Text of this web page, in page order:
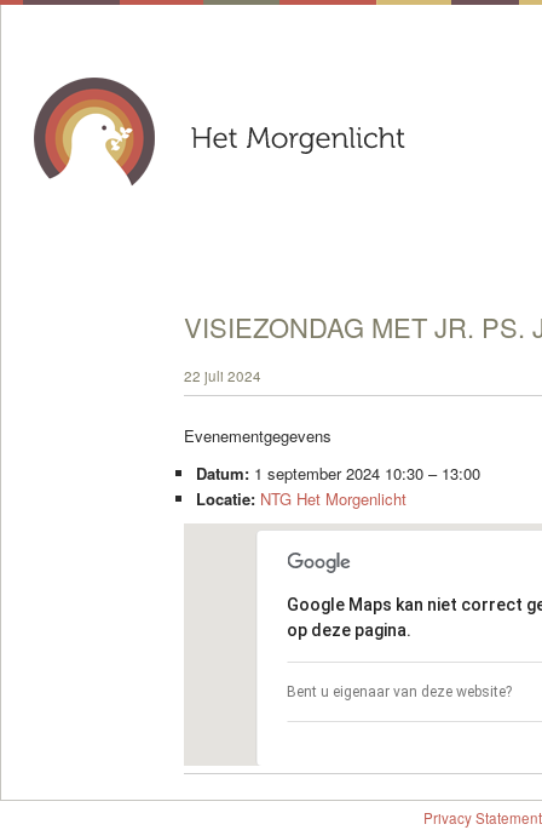
VISIEZONDAG MET JR. PS.
22 juli 2024
Evenementgegevens
Datum: 1 september 2024 10:30– 13:00
Locatie: NTG Het Morgenlicht
Google Maps kan niet correct
op deze pagina.
Bent u eigenaar van deze website?
Privacy Statement